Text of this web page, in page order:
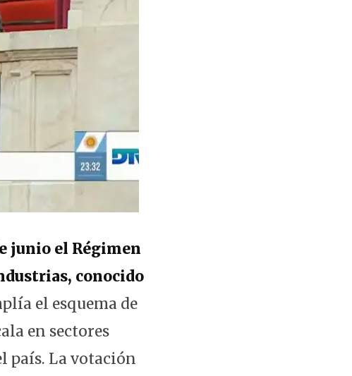
junio el Régimen
conocido
el esquema de
en sectores
país. La votación